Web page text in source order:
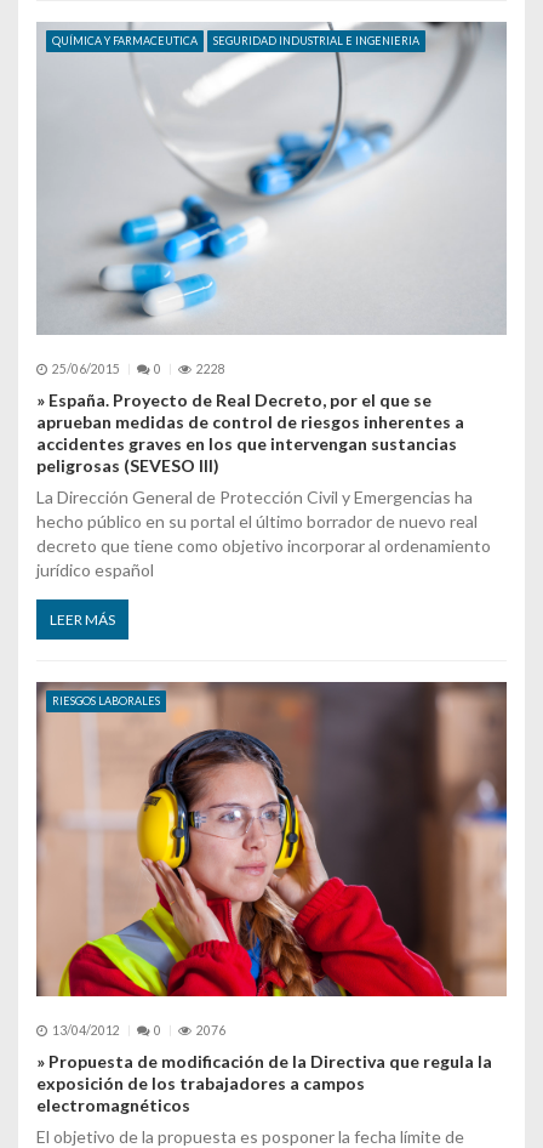
QUÍMICA Y FARMACEUTICA SEGURIDAD INDUSTRIAL E INGENIERIA
25/06/2015 0 2228
» España. Proyecto de Real Decreto, por el que se
aprueban medidas de control de riesgos inherentes a
accidentes graves en los que intervengan sustancias
peligrosas (SEVESO III)
La Dirección General de Protección Civil y Emergencias ha
hecho público en su portal el último borrador de nuevo real
decreto que tiene como objetivo incorporar al ordenamiento
jurídico español
LEER MÁS
RIESGOS LABORALES
13/04/2012 0 2076
» Propuesta de modificación de la Directiva que regula la
exposición de los trabajadores a campos
electromagnéticos
El objetivo de la propuesta es posponer la fecha límite de